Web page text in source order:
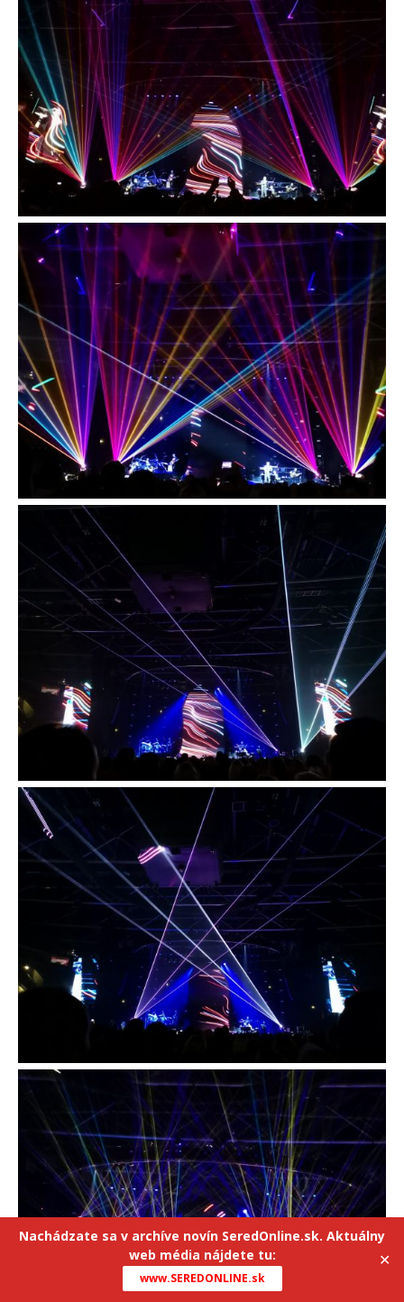
Nachádzate sa v archíve novín SeredOnline.sk. Aktuálny
web média nájdete tu:
www.SEREDONLINE.sk
✕